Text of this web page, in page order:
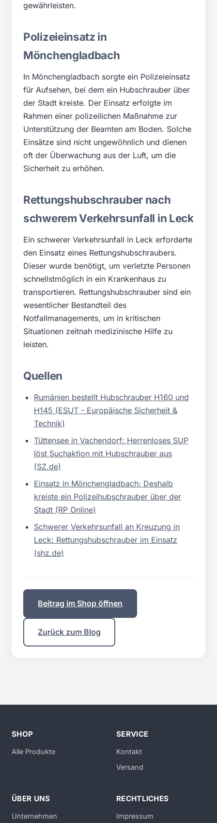
gewährleisten.
Polizeieinsatz in
Mönchengladbach
In Mönchengladbach sorgte ein Polizeieinsatz
für Aufsehen, bei dem ein Hubschrauber über
der Stadt kreiste. Der Einsatz erfolgte im
Rahmen einer polizeilichen Maßnahme zur
Unterstützung der Beamten am Boden. Solche
Einsätze sind nicht ungewöhnlich und dienen
oft der Überwachung aus der Luft, um die
Sicherheit zu erhöhen.
Rettungshubschrauber nach
schwerem Verkehrsunfall in Leck
Ein schwerer Verkehrsunfall in Leck erforderte
den Einsatz eines Rettungshubschraubers.
Dieser wurde benötigt, um verletzte Personen
schnellstmöglich in ein Krankenhaus zu
transportieren. Rettungshubschrauber sind ein
wesentlicher Bestandteil des
Notfallmanagements, um in kritischen
Situationen zeitnah medizinische Hilfe zu
leisten.
Quellen
Rumänien bestellt Hubschrauber H160 und
H145 (ESUT - Europäische Sicherheit &
Technik)
Tüttensee in Vachendorf: Herrenloses SUP
löst Suchaktion mit Hubschrauber aus
(SZ.de)
Einsatz in Mönchengladbach: Deshalb
kreiste ein Polizeihubschrauber über der
Stadt (RP Online)
Schwerer Verkehrsunfall an Kreuzung in
Leck: Rettungshubschrauber im Einsatz
(shz.de)
Beitrag im Shop öffnen
Zurück zum Blog
SHOP
Alle Produkte
SERVICE
Kontakt
Versand
ÜBER UNS
Unternehmen
RECHTLICHES
Impressum